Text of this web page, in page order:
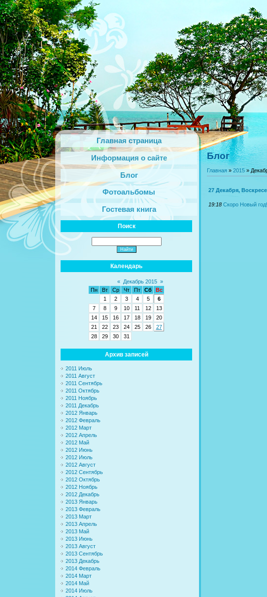
Главная страница
Информация о сайте
Блог
Фотоальбомы
Гостевая книга
Поиск
Календарь
« Декабрь 2015 »
Пн
Вт Ср Чт Пт Сб
Вс
1
2 3 4 5
6
7
8 9 10 11 12
13
14
15 16 17 18 19
20
21
22 23 24 25 26
27
28
29 30 31
Архив записей
2011 Июль
2011 Август
2011 Сентябрь
2011 Октябрь
2011 Ноябрь
2011 Декабрь
2012 Январь
2012 Февраль
2012 Март
2012 Апрель
2012 Май
2012 Июнь
2012 Июль
2012 Август
2012 Сентябрь
2012 Октябрь
2012 Ноябрь
2012 Декабрь
2013 Январь
2013 Февраль
2013 Март
2013 Апрель
2013 Май
2013 Июнь
2013 Август
2013 Сентябрь
2013 Декабрь
2014 Февраль
2014 Март
2014 Май
2014 Июль
Блог
Главная » 2015 »
27 Декабря,
19:18 Скоро Новый год!